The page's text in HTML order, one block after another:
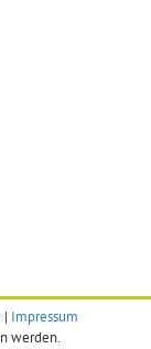
| Impressum
werden.